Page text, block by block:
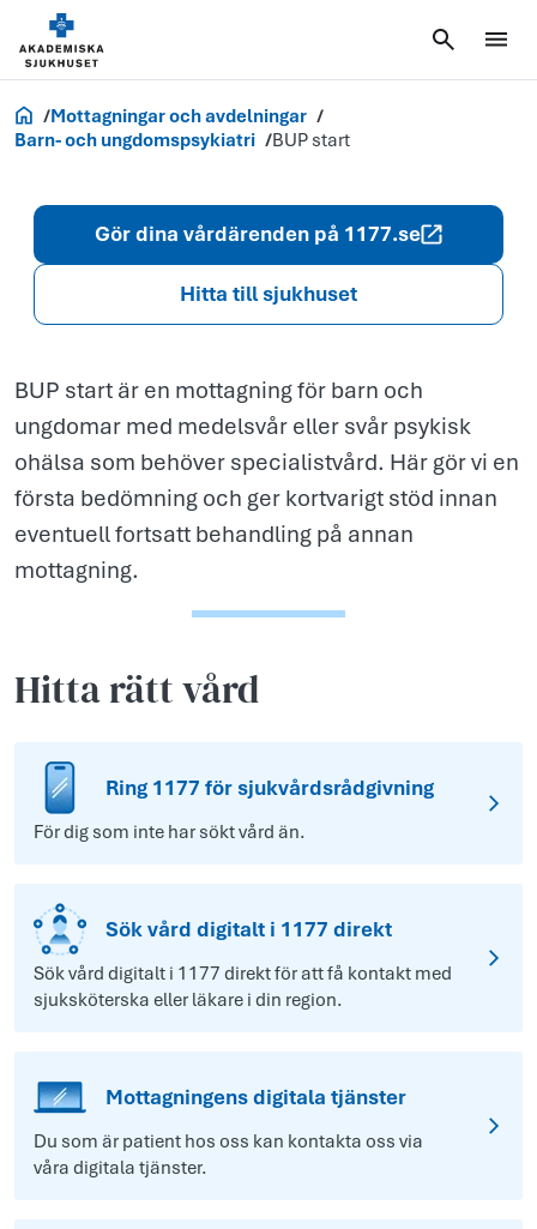
Akademiska.se
Mottagningar och avdelningar
Barn- och ungdomspsykiatri
BUP start
start
Gör dina vårdärenden på 1177.se
Hitta till sjukhuset
BUP start är en mottagning för barn och
ungdomar med medelsvår eller svår psykisk
ohälsa som behöver specialistvård. Här gör vi en
första bedömning och ger kortvarigt stöd innan
eventuell fortsatt behandling på annan
mottagning.
Hitta rätt vård
Ring 1177 för sjukvårdsrådgivning
För dig som inte har sökt vård än.
Sök vård digitalt i 1177 direkt
Sök vård digitalt i 1177 direkt för att få kontakt med
sjuksköterska eller läkare i din region.
Mottagningens digitala tjänster
Du som är patient hos oss kan kontakta oss via
våra digitala tjänster.